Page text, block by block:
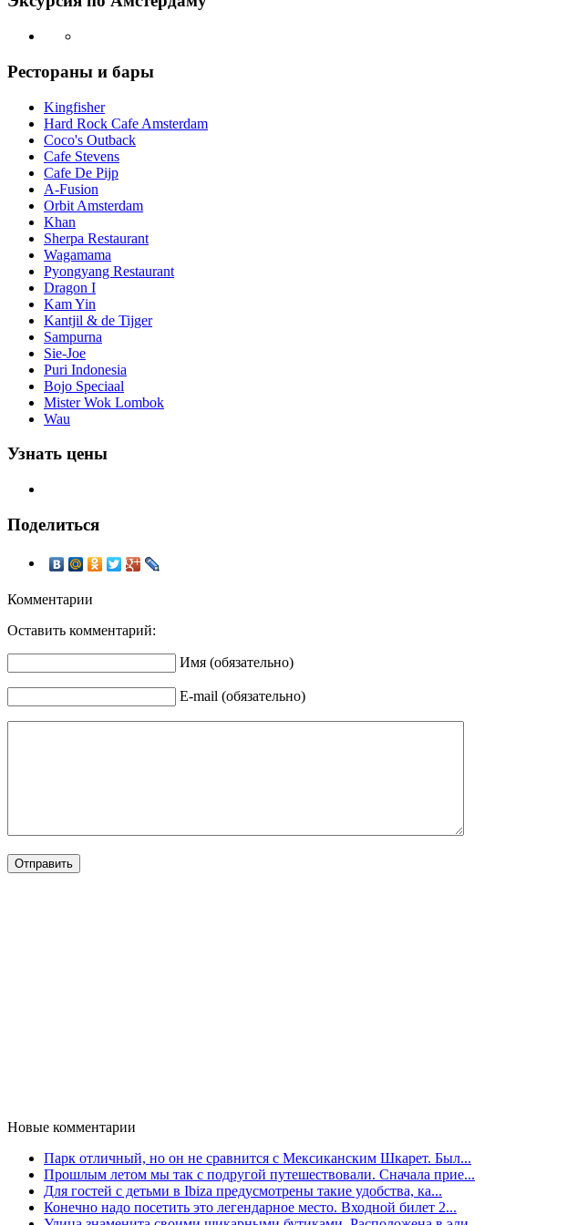
Рестораны и бары
Kingfisher
Hard Rock Cafe Amsterdam
Coco's Outback
Cafe Stevens
Cafe De Pijp
A-Fusion
Orbit Amsterdam
Khan
Sherpa Restaurant
Wagamama
Pyongyang Restaurant
Dragon I
Kam Yin
Kantjil & de Tijger
Sampurna
Sie-Joe
Puri Indonesia
Bojo Speciaal
Mister Wok Lombok
Wau
Узнать цены
Поделиться
Комментарии
Оставить комментарий:
Имя (обязательно)
E-mail (обязательно)
Новые комментарии
Парк отличный, но он не сравнится с Мексиканским Шкарет. Был...
Прошлым летом мы так с подругой путешествовали. Сначала прие...
Для гостей с детьми в Ibiza предусмотрены такие удобства, ка...
Конечно надо посетить это легендарное место. Входной билет 2...